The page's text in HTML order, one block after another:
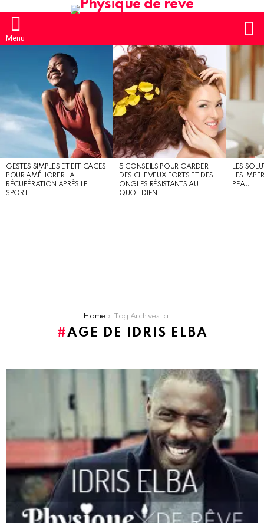
Menu
GESTES SIMPLES ET EFFICACES
POUR AMÉLIORER LA
RÉCUPÉRATION APRÈS LE
SPORT
5 CONSEILS POUR GARDER
DES CHEVEUX FORTS ET DES
ONGLES RÉSISTANTS AU
QUOTIDIEN
LES
LES
PEAU
Home Tag Archives: age de Idris Elba
AGE DE IDRIS ELBA